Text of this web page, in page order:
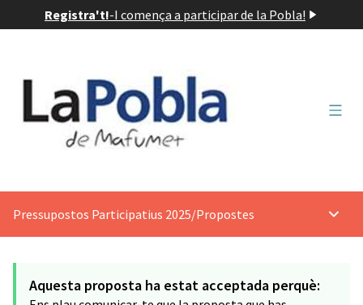
Registra't!-I comença a participar de la Pobla!
Pressupostos Participatius 2025/Propostes
Aquesta proposta ha estat acceptada perquè: